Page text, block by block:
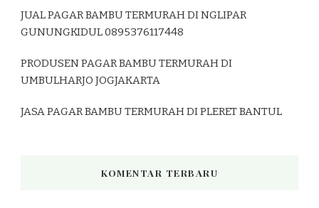
JUAL PAGAR BAMBU TERMURAH DI NGLIPAR
GUNUNGKIDUL 0895376117448
PRODUSEN PAGAR BAMBU TERMURAH DI
UMBULHARJO JOGJAKARTA
JASA PAGAR BAMBU TERMURAH DI PLERET BANTUL
KOMENTAR TERBARU